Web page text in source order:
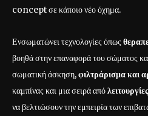
concept σε κάποιο νέο όχημα.
Ενσωματώνει τεχνολογίες όπως
βοηθά στην επαναφορά του σώματος
σωματική άσκηση,φιλτράρισμα και
καμπίνας και μια σειρά από
να βελτιώσουν την εμπειρία των